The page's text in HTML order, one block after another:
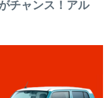
チャンス！アル